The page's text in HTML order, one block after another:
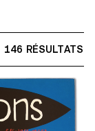
146 RÉSULTATS